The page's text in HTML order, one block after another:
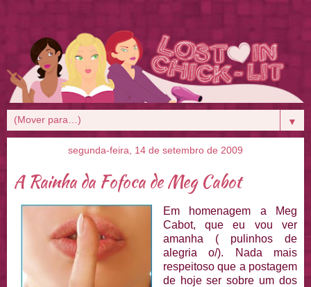
▼
segunda-feira, 14 de setembro de 2009
A Rainha da Fofoca de Meg Cabot
Em homenagem a Meg
Cabot, que eu vou ver
amanha ( pulinhos de
alegria o/). Nada mais
respeitoso que a postagem
de hoje ser sobre um dos